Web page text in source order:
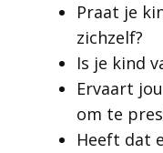
Praat je
zichzelf?
Is je kind
Ervaart
om te
Heeft dat